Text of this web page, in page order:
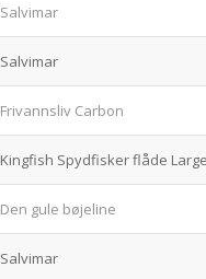
Salvimar
Salvimar
Frivannsliv Carbon
Kingfish Spydfisker flåde Large
Den gule bøjeline
Salvimar